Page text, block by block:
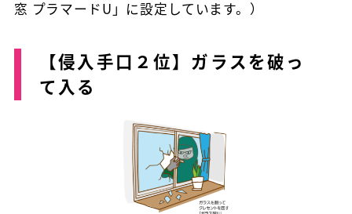
窓 プラマードU」に設定しています。）
【侵入手口２位】ガラスを破っ
て入る